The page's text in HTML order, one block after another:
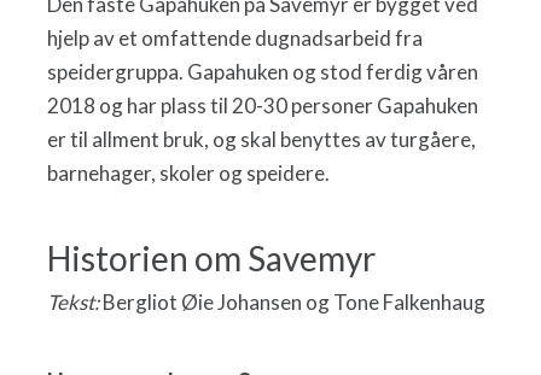
hjelp av et omfattende dugnadsarbeid fra
speidergruppa. Gapahuken og stod ferdig våren
2018 og har plass til 20-30 personer Gapahuken
er til allment bruk, og skal benyttes av turgåere,
barnehager, skoler og speidere.
Historien om Savemyr
Tekst:Bergliot Øie Johansen og Tone Falkenhaug